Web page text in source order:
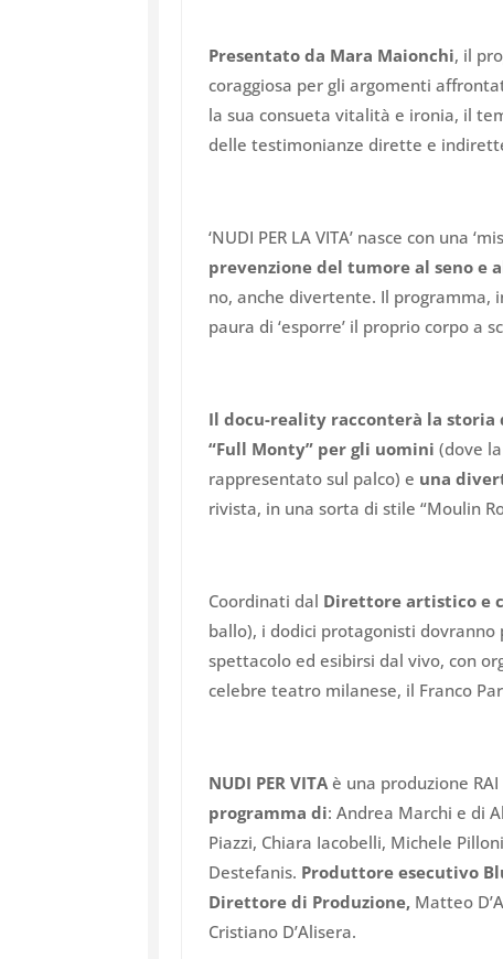
Presentato da Mara Maionchi, il
coraggiosa per gli argomenti
la sua consueta vitalità e ironia, il
delle testimonianze dirette e
‘NUDI PER LA VITA’ nasce con una
prevenzione del tumore al seno e
no, anche divertente. Il programma,
paura di ‘esporre’ il proprio corpo a
Il docu-reality racconterà la storia
“Full Monty” per gli uomini (dove
rappresentato sul palco) e una
rivista, in una sorta di stile “Moulin
Coordinati dal Direttore artistico e
ballo), i dodici protagonisti
spettacolo ed esibirsi dal vivo, con
celebre teatro milanese, il Franco
NUDI PER VITAè una produzione
programma di: Andrea Marchi e di
Piazzi, Chiara Iacobelli, Michele
Destefanis. Produttore esecutivo
Direttore di Produzione, Matteo
Cristiano D’Alisera.